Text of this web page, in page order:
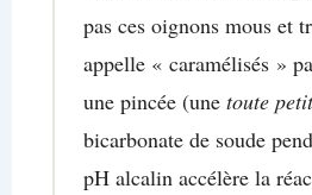
pas ces oignons mous et
appelle « caramélisés »
une pincée (une toute
bicarbonate de soude
pH alcalin accélère la